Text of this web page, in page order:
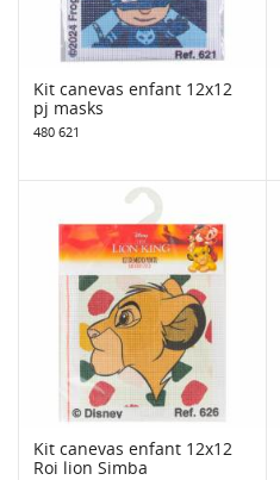
Kit canevas enfant 12x12
pj masks
480 621
Kit canevas enfant 12x12
Roi lion Simba